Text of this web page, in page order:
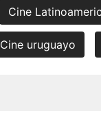
Cine
Cine uruguayo